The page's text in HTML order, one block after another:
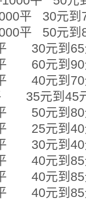
平 30元到
平 50元到
30元到65
60元到90
40元到70
35元到45
50元到80
25元到40
30元到40
40元到85
40元到85
40元到85